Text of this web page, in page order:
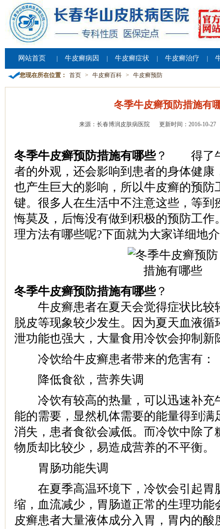
网站首页 牛皮癣病因 牛皮癣症状 牛皮癣治疗
您现在所在位置： 首页 > 牛皮癣百科 > 牛皮癣预防
冬季牛皮癣预防措施有
来源：长春博润皮肤病医院 更新时间：2016-10-27
冬季牛皮癣预防措施有哪些？ 得了牛
者的外观，还会影响到患者的身体健康
也产生巨大的影响，所以牛皮癣的预防
键。很多人在生活中不注意这些，等到
悔莫及，后悔没有做到积极的预防工作
理方法有哪些呢?下面就为大家详细地
冬季牛皮癣预防措施有哪些？
牛皮癣患者在夏天会觉得症状比较
脱皮等现象较少发生。因为夏天血液循
泄功能也强大，大量食用冷饮会抑制新
冷饮给牛皮癣患者带来的危害有：
降低食欲，营养失调
冷饮有较高的热量，可以迅速补充
能的需要，显然机体需要的能量得到满
消失，患者食欲会减低。而冷饮中除了
物质却比较少，易造成营养的不平衡。
胃肠功能失调
在夏季高温环境下，冷饮会引起胃
缩，血流减少，胃肠道正常的生理功能
皮癣患者大量液体成分入胃，胃内的酸